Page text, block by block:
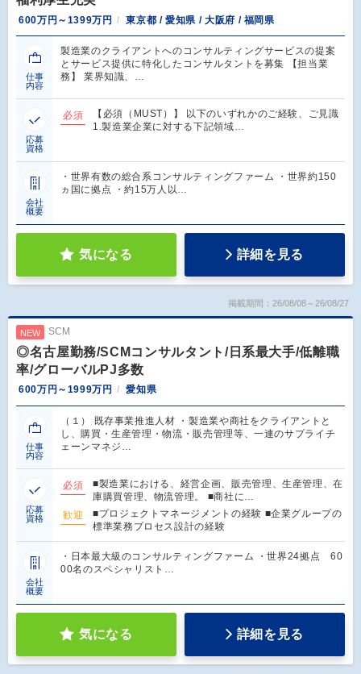
600万円～1399万円 東京都 / 愛知県 / 大阪府 / 福岡県
仕事
内容
製造業のクライアントへのコンサルティングサービスの提案
とサービス提供に特化したコンサルタントを募集 【担当業
務】 業界知識、…
応募
資格
必須
【必須（MUST）】 以下のいずれかのご経験、ご見識
1.製造業企業に対する下記領域…
会社
概要
・世界有数の総合系コンサルティングファーム ・世界約150
ヵ国に拠点 ・約15万人以…
気になる 詳細を見る
掲載期間：26/08/08～26/08/27
NEW SCM
◎名古屋勤務/SCMコンサルタント/日系最大手/低離職
率/グローバルPJ多数
600万円～1999万円 愛知県
仕事
内容
（１） 既存事業推進人材 ・製造業や商社をクライアントと
し、購買・生産管理・物流・販売管理等、一連のサプライチ
ェーンマネジ…
応募
資格
必須
■製造業における、経営企画、販売管理、生産管理、在
庫購買管理、物流管理。 ■商社に…
歓迎
■プロジェクトマネージメントの経験 ■企業グループの
標準業務プロセス設計の経験
会社
概要
・日本最大級のコンサルティングファーム ・世界24拠点 60
00名のスペシャリスト…
気になる 詳細を見る